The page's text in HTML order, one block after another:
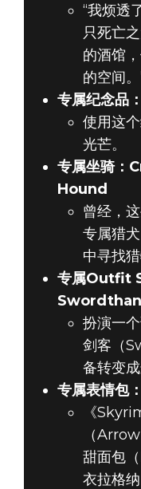
“我烦透
只死亡
的酒馆
的空间
专属纪念品
使用这
光芒。
专属坐骑
Hound
曾经，
专属猎
中寻找猎
专属Outfit
扮演一
剑客（
备转变成
专属表情包
《
（
甜面包
衣拉格